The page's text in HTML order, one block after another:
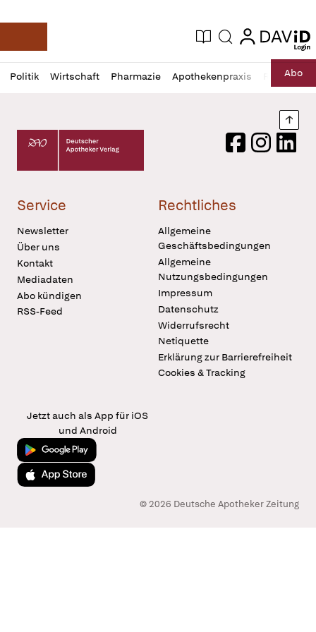
Deutsche Apotheker Zeitung
Aktuelle Ausgabe
Suche login
login
Politik Wirtschaft Pharmazie Apothekenpraxis RechtAbo
Profil
öffnen
Daz
Pur
Deutscher Apotheker Verlag Logo
FacebookInstagram
Service
Newsletter
Über uns
Kontakt
Mediadaten
Abo kündigen
RSS-Feed
Rechtliches
Allgemeine
Geschäftsbedingungen
Allgemeine
Nutzungsbedingungen
Impressum
Datenschutz
Widerrufsrecht
Netiquette
Erklärung zur Barrierefreiheit
Cookies & Tracking
Jetzt auch als App für iOS
und Android
Jetzt bei Google Play
Laden im App Store
© 2026 Deutsche Apotheker Zeitung